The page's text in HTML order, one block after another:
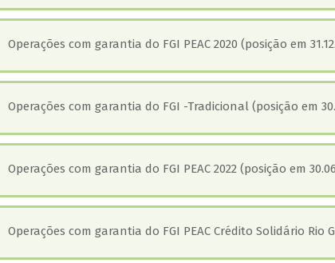
Operações com garantia do FGI PEAC 2020 (posição em
Operações com garantia do FGI -Tradicional (posição em
Operações com garantia do FGI PEAC 2022 (posição em
Operações com garantia do FGI PEAC Crédito Solidário Rio